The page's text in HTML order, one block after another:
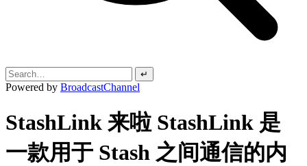
↵
Powered by BroadcastChannel
StashLink 来啦 StashLink 是
一款用于 Stash 之间通信的内